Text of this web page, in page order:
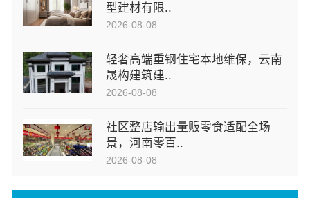
型建材有限..
2026-08-08
轻奢高端重钢住宅本地维保，云南
晟构建筑建..
2026-08-08
社区整店输出量贩零食适配全场
景，河南零百..
2026-08-08